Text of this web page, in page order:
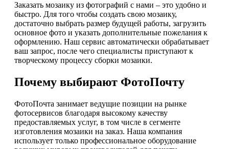
Заказать мозаику из фотографий с нами – это удобно и
быстро. Для того чтобы создать свою мозаику,
достаточно выбрать размер будущей работы, загрузить
основное фото и указать дополнительные пожелания к
оформлению. Наш сервис автоматически обрабатывает
ваш запрос, после чего специалисты приступают к
творческому процессу сборки мозаики.
Почему выбирают ФотоПочту
ФотоПочта занимает ведущие позиции на рынке
фотосервисов благодаря высокому качеству
предоставляемых услуг, в том числе в сегменте
изготовления мозаики на заказ. Наша компания
использует только профессиональное оборудование